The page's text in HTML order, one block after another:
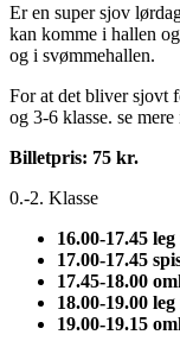
Er en super sjov
kan komme i hallen
og i svømmehallen.
For at det bliver sjovt
og 3-6 klasse. se
Billetpris: 75 kr.
0.-2. Klasse
16.00-17.45
17.00-17.45
17.45-18.00
18.00-19.00
19.00-19.15